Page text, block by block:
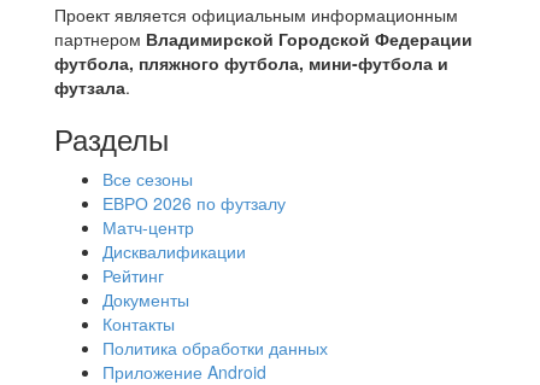
Проект является официальным информационным
партнером Владимирской Городской Федерации
футбола, пляжного футбола, мини-футбола и
футзала.
Разделы
Все сезоны
ЕВРО 2026 по футзалу
Матч-центр
Дисквалификации
Рейтинг
Документы
Контакты
Политика обработки данных
Приложение Android